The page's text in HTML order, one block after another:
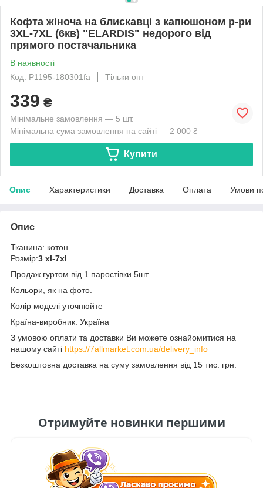
Кофта жіноча на блискавці з капюшоном р-ри
3XL-7XL (6кв) "ELARDIS" недорого від
прямого постачальника
В наявності
Код: P1195-180301fa
Тільки опт
339 ₴
Мінімальне замовлення — 5 шт.
Мінімальна сума замовлення на сайті — 2 000 ₴
Купити
Опис Характеристики Доставка Оплата Умови
Опис
Тканина: котон
Розмір:3 xl-7xl
Продаж гуртом від 1 паростівки 5шт.
Кольори, як на фото.
Колір моделі уточнюйте
Країна-виробник: Україна
З умовою оплати та доставки Ви можете ознайомитися на
нашому сайті https://7allmarket.com.ua/delivery_info
Безкоштовна доставка на суму замовлення від 15 тис. грн.
Отримуйте новинки першими